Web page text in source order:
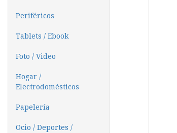
Periféricos
Tablets / Ebook
Foto / Video
Hogar /
Electrodomésticos
Papelería
Ocio / Deportes /